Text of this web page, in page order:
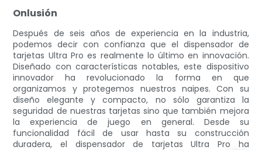
Onlusión
Después de seis años de experiencia en la industria,
podemos decir con confianza que el dispensador de
tarjetas Ultra Pro es realmente lo último en innovación.
Diseñado con características notables, este dispositivo
innovador ha revolucionado la forma en que
organizamos y protegemos nuestros naipes. Con su
diseño elegante y compacto, no sólo garantiza la
seguridad de nuestras tarjetas sino que también mejora
la experiencia de juego en general. Desde su
funcionalidad fácil de usar hasta su construcción
duradera, el dispensador de tarjetas Ultra Pro ha